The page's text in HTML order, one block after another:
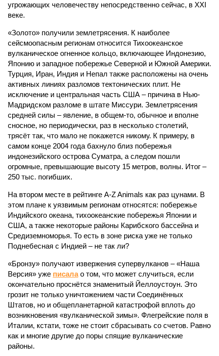
угрожающих человечеству непосредственно сейчас, в XXI
веке.
«Золото» получили землетрясения. К наиболее
сейсмоопасным регионам относится Тихоокеанское
вулканическое огненное кольцо, включающее Индонезию,
Японию и западное побережье Северной и Южной Америки.
Турция, Иран, Индия и Непал также расположены на очень
активных линиях разломов тектонических плит. Не
исключение и центральная часть США – причина в Нью-
Мадридском разломе в штате Миссури. Землетрясения
средней силы – явление, в общем-то, обычное и вполне
сносное, но периодически, раз в несколько столетий,
трясёт так, что мало не покажется никому. К примеру, в
самом конце 2004 года бахнуло близ побережья
индонезийского острова Суматра, а следом пошли
огромные, превышающие высоту 15 метров, волны. Итог –
250 тыс. погибших.
На втором месте в рейтинге A-Z Animals как раз цунами. В
этом плане к уязвимым регионам относятся: побережье
Индийского океана, тихо­океанские побережья Японии и
США, а также некоторые районы Карибского бассейна и
Средиземноморья. То есть в зоне риска уже не только
Поднебесная с Индией – не так ли?
«Бронзу» получают извержения супервулканов – «Наша
Версия» уже писалао том, что может случиться, если
окончательно проснётся знаменитый Йеллоустоун. Это
грозит не только уничтожением части Соединённых
Штатов, но и общепланетарной катастрофой вплоть до
возникновения «вулканической зимы». Флегрейские поля в
Италии, кстати, тоже не стоит сбрасывать со счетов. Равно
как и многие другие до поры спящие вулканические
районы.